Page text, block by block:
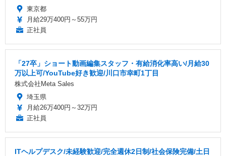
東京都
月給29万400円～55万円
正社員
「27卒」ショート動画編集スタッフ・有給消化率高い/月給30
万以上可/YouTube好き歓迎/川口市幸町1丁目
株式会社Meta Sales
埼玉県
月給26万400円～32万円
正社員
ITヘルプデスク/未経験歓迎/完全週休2日制/社会保険完備/土日